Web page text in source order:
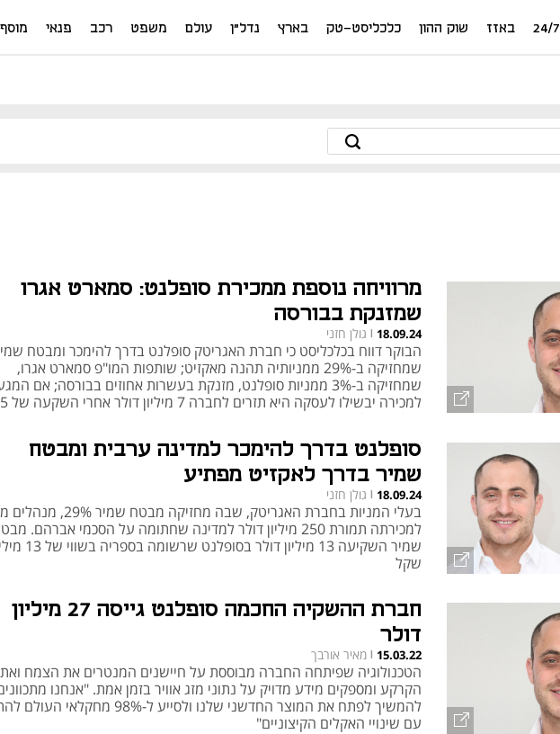
24/7 באזז שוק ההון כלכליסט-טק בארץ נדל"ן עולם משפט רכב פנאי מוסף
מרוויחה נוספת ממכירת סופלנט: סמארט אגרו
שמזנקת בבורסה
18.09.24
| גולן חזני
הבוקר דווח בכלכליסט כי חברת האגריטק סופלנט בדרך להימכר ומבטח
שמחזיקה ב-29% ממניותיה תהנה מאקזיט; שותפות המו"פ סמארט אגרו,
שמחזיקה ב-3% ממניות סופלנט, מזנקת בעשרות אחוזים בבורסה; אם
למכירה יבשילו
סופלנט בדרך להימכר למדינה ערבית ומבטח
שמיר בדרך לאקזיט מפתיע
18.09.24
| גולן חזני
בעלי המניות בחברת האגריטק, שבה מחזיקה מבטח
למכירתה תמורת 250 מיליון דולר למדינה שחתומה על הסכמי אברהם.
שמיר השקיעה 13 מיליון דולר בסופלנט
שקל
חברת ההשקיה החכמה סופלנט גייסה 27 מיליון
דולר
15.03.22
| מאיר אורבך
הטכנולוגיה שפיתחה החברה מבוססת על חיישנים המנטרים את הצמח ואת
הקרקע ומספקים מידע מדויק על נתוני מזג אוויר בזמן אמת. "אנחנו
להמשיך לפתח את המוצר החדשני שלנו ולסייע ל-98%
עם שינויי האקלים הקיצוניים"